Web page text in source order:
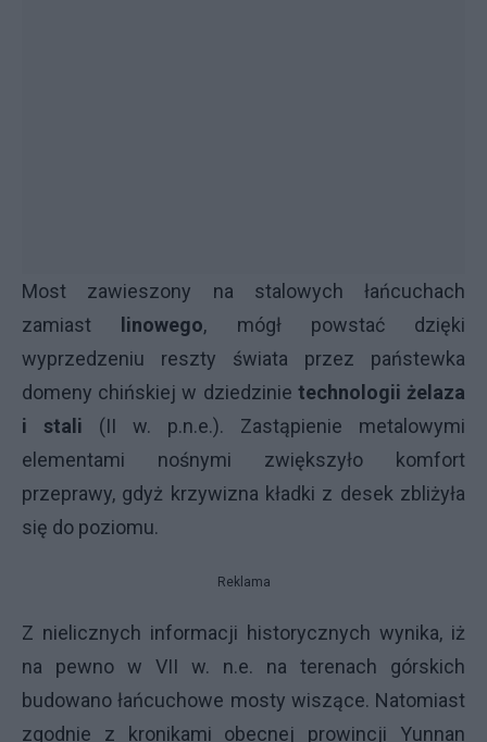
Most zawieszony na stalowych łańcuchach
zamiast
linowego, mógł powstać dzięki
wyprzedzeniu reszty świata przez państewka
domeny chińskiej w dziedzinie technologii żelaza
i stali (II w. p.n.e.). Zastąpienie metalowymi
elementami nośnymi zwiększyło komfort
przeprawy, gdyż krzywizna kładki z desek zbliżyła
się do poziomu.
Reklama
Z nielicznych informacji historycznych wynika, iż
na pewno w VII w. n.e. na terenach górskich
budowano łańcuchowe mosty wiszące. Natomiast
zgodnie z kronikami obecnej prowincji Yunnan